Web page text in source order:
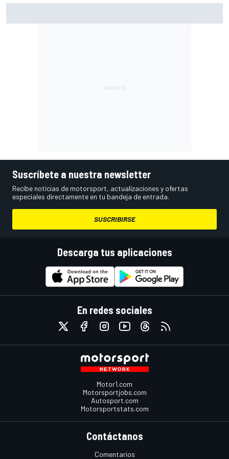
Suscríbete a nuestra newsletter
Recibe noticias de motorsport, actualizaciones y ofertas
especiales directamente en tu bandeja de entrada.
SUSCRIBIRSE
Descarga tus aplicaciones
En redes sociales
Motor1.com
Motorsportjobs.com
Autosport.com
Motorsportstats.com
Contáctanos
Comentarios